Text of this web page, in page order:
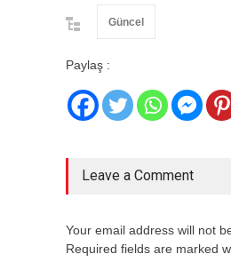
Güncel
Paylaş :
Leave a Comment
Your email address will not
Required fields are marked